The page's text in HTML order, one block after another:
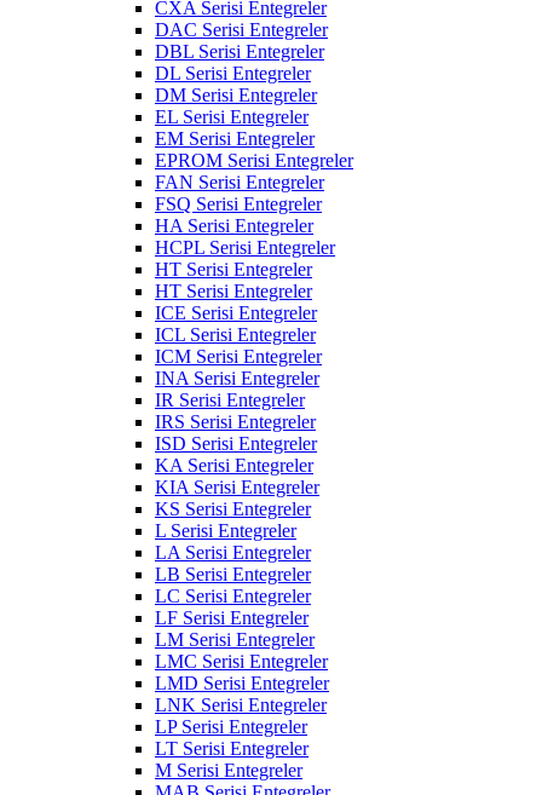
CXA Serisi Entegreler
DAC Serisi Entegreler
DBL Serisi Entegreler
DL Serisi Entegreler
DM Serisi Entegreler
EL Serisi Entegreler
EM Serisi Entegreler
EPROM Serisi Entegreler
FAN Serisi Entegreler
FSQ Serisi Entegreler
HA Serisi Entegreler
HCPL Serisi Entegreler
HT Serisi Entegreler
HT Serisi Entegreler
ICE Serisi Entegreler
ICL Serisi Entegreler
ICM Serisi Entegreler
INA Serisi Entegreler
IR Serisi Entegreler
IRS Serisi Entegreler
ISD Serisi Entegreler
KA Serisi Entegreler
KIA Serisi Entegreler
KS Serisi Entegreler
L Serisi Entegreler
LA Serisi Entegreler
LB Serisi Entegreler
LC Serisi Entegreler
LF Serisi Entegreler
LM Serisi Entegreler
LMC Serisi Entegreler
LMD Serisi Entegreler
LNK Serisi Entegreler
LP Serisi Entegreler
LT Serisi Entegreler
M Serisi Entegreler